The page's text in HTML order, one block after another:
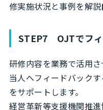
修実施状況と事例を解説
STEP7 OJTでフ
研修内容を業務で活用
当人へフィードバック
をサポートします。
経営革新等支援機関推